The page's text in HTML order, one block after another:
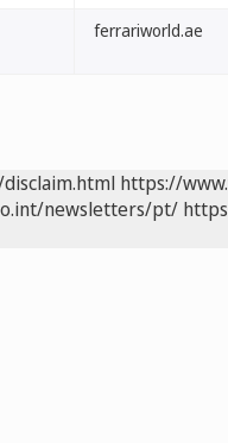
ferrariworld.ae
https://
newsletters/pt/